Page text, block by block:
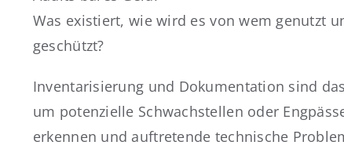
Was existiert, wie wird es von wem genutzt
geschützt?
Inventarisierung und Dokumentation sind
um potenzielle Schwachstellen oder
erkennen und auftretende technische